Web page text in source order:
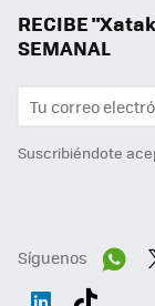
RECIBE
SEMANAL
Suscribiéndote
Síguenos